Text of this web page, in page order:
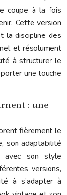
coupe à la fois
Cette version
la discipline des
et résolument
à structurer le
une touche
: une
fièrement le
son adaptabilité
avec son style
versions,
à s’adapter à